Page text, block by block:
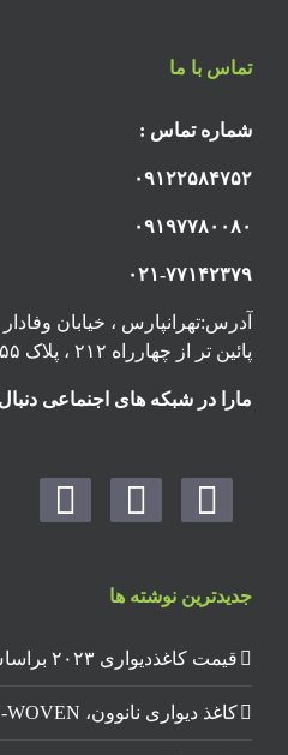
تماس با ما
شماره تماس :
۰۹۱۲۲۵۸۴۷۵۲
۰۹۱۹۷۷۸۰۰۸۰
۰۲۱-۷۷۱۴۲۳۷۹
آدرس:تهرانپارس ، خیابان
پائین تر از چهارراه ۲۱۲ ، پلاک ۵۵ ، گالری پردیس پایتخت
مارا در شبکه های اجنماعی
جدیدترین نوشته ها
قیمت کاغذدیواری ۲۰۲۳ براساس کیفیت
کاغذ دیواری نانوون، NON-WOVEN